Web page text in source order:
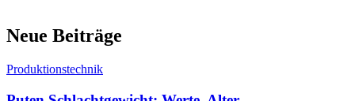
Neue Beiträge
Produktionstechnik